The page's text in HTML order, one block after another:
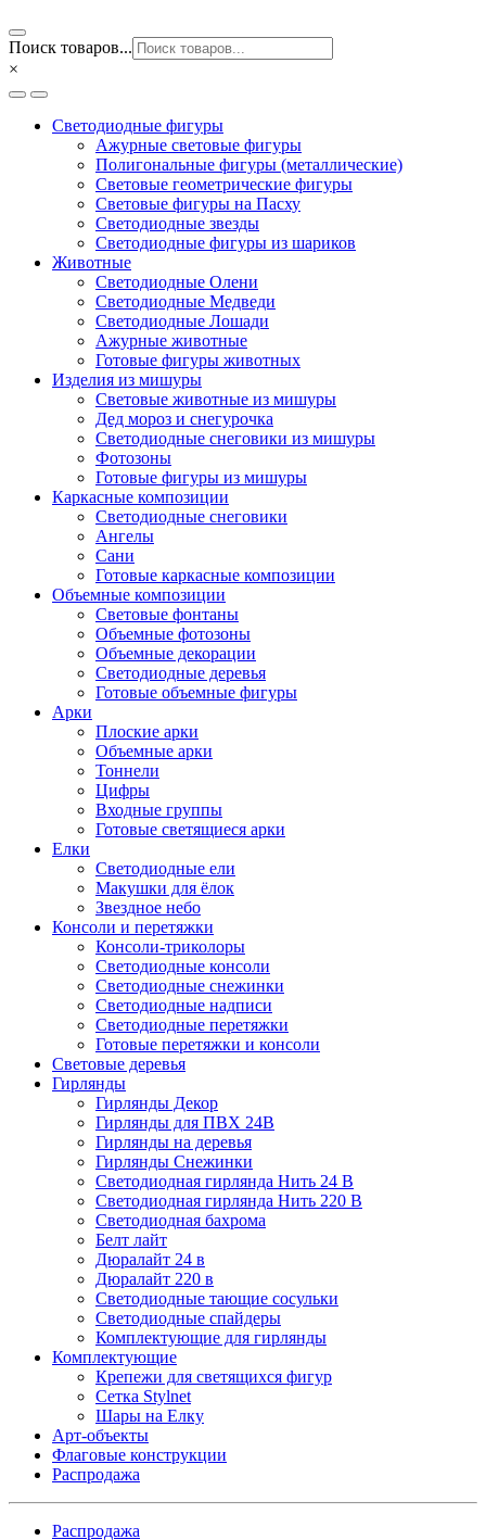
Поиск товаров...
×
Светодиодные фигуры
Ажурные световые фигуры
Полигональные фигуры (металлические)
Световые геометрические фигуры
Световые фигуры на Пасху
Светодиодные звезды
Светодиодные фигуры из шариков
Животные
Светодиодные Олени
Светодиодные Медведи
Светодиодные Лошади
Ажурные животные
Готовые фигуры животных
Изделия из мишуры
Световые животные из мишуры
Дед мороз и снегурочка
Светодиодные снеговики из мишуры
Фотозоны
Готовые фигуры из мишуры
Каркасные композиции
Светодиодные снеговики
Ангелы
Сани
Готовые каркасные композиции
Объемные композиции
Световые фонтаны
Объемные фотозоны
Объемные декорации
Светодиодные деревья
Готовые объемные фигуры
Арки
Плоские арки
Объемные арки
Тоннели
Цифры
Входные группы
Готовые светящиеся арки
Елки
Светодиодные ели
Макушки для ёлок
Звездное небо
Консоли и перетяжки
Консоли-триколоры
Светодиодные консоли
Светодиодные снежинки
Светодиодные надписи
Светодиодные перетяжки
Готовые перетяжки и консоли
Световые деревья
Гирлянды
Гирлянды Декор
Гирлянды для ПВХ 24В
Гирлянды на деревья
Гирлянды Снежинки
Светодиодная гирлянда Нить 24 В
Светодиодная гирлянда Нить 220 В
Светодиодная бахрома
Белт лайт
Дюралайт 24 в
Дюралайт 220 в
Светодиодные тающие сосульки
Светодиодные спайдеры
Комплектующие для гирлянды
Комплектующие
Крепежи для светящихся фигур
Сетка Stylnet
Шары на Елку
Арт-объекты
Флаговые конструкции
Распродажа
Распродажа